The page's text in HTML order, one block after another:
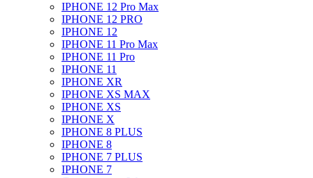
IPHONE 12 Pro Max
IPHONE 12 PRO
IPHONE 12
IPHONE 11 Pro Max
IPHONE 11 Pro
IPHONE 11
IPHONE XR
IPHONE XS MAX
IPHONE XS
IPHONE X
IPHONE 8 PLUS
IPHONE 8
IPHONE 7 PLUS
IPHONE 7